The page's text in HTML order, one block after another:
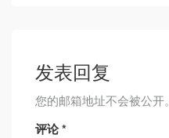
发表回复
您的邮箱地址不会被公开。
评论*